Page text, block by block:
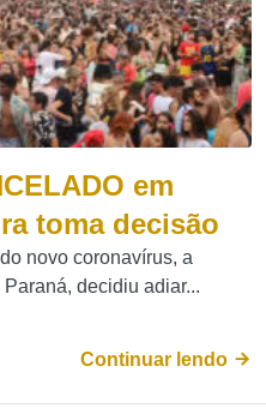
em
toma decisão
novo coronavírus, a
decidiu adiar...
Continuar lendo